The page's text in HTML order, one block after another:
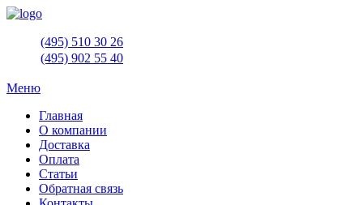
(495) 510 30 26
(495) 902 55 40
Меню
Главная
О компании
Доставка
Оплата
Статьи
Обратная связь